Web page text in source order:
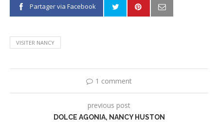
Partager via Facebook
VISITER NANCY
1 comment
previous post
DOLCE AGONIA, NANCY HUSTON